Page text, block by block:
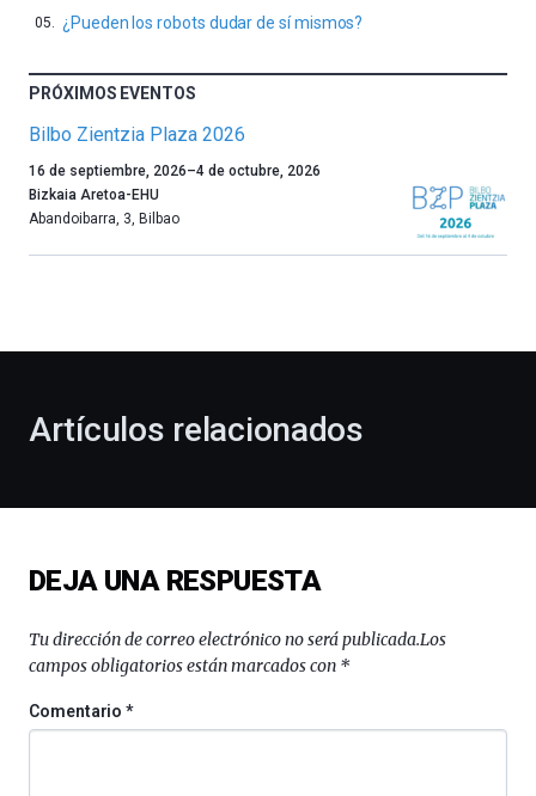
¿Pueden los robots dudar de sí mismos?
PRÓXIMOS EVENTOS
Bilbo Zientzia Plaza 2026
Un
año
más,
celebración
novena
Bilbo
(BZP),
un
que
16 de septiembre, 2026–4 de octubre, 2026
Bizkaia Aretoa-EHU
Abandoibarra, 3, Bilbao
Artículos relacionados
DEJA UNA RESPUESTA
Tu dirección de correo electrónico no será publicada.Los
campos obligatorios están marcados con *
Comentario*